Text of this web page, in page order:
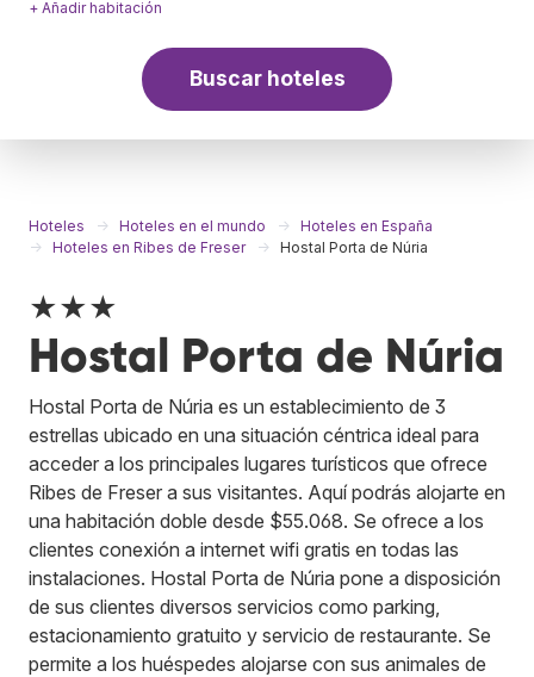
+ Añadir habitación
Buscar hoteles
Hoteles Hoteles en el mundo
Hoteles en España
Hoteles en Ribes de Freser
Hostal Porta de Núria
★★★
Hostal Porta de Núria
Hostal Porta de Núria es un establecimiento de 3
estrellas ubicado en una situación céntrica ideal para
acceder a los principales lugares turísticos que ofrece
Ribes de Freser a sus visitantes. Aquí podrás alojarte en
una habitación doble desde $55.068. Se ofrece a los
clientes conexión a internet wifi gratis en todas las
instalaciones. Hostal Porta de Núria pone a disposición
de sus clientes diversos servicios como parking,
estacionamiento gratuito y servicio de restaurante. Se
permite a los huéspedes alojarse con sus animales de